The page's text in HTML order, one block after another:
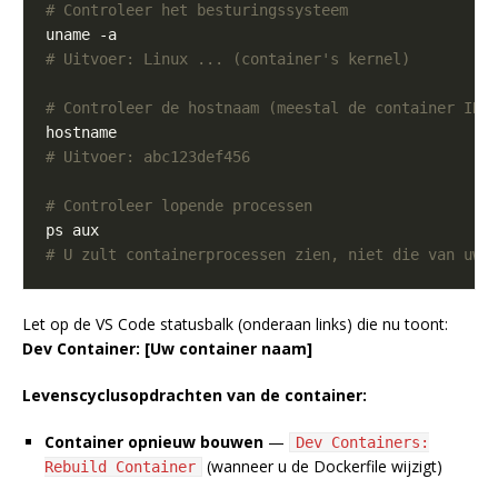
# Controleer het besturingssysteem
# Uitvoer: Linux ... (container's kernel)
# Controleer de hostnaam (meestal de container ID)
# Uitvoer: abc123def456
# Controleer lopende processen
# U zult containerprocessen zien, niet die van uw
Let op de VS Code statusbalk (onderaan links) die nu toont:
Dev Container: [Uw container naam]
Levenscyclusopdrachten van de container:
Container opnieuw bouwen —
Dev Containers:
Rebuild Container
(wanneer u de Dockerfile wijzigt)